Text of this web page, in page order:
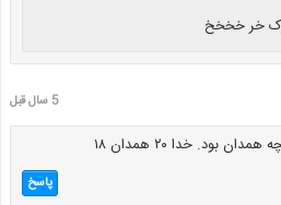
خر خخخخ
5 سال قبل
بود. خدا ۲۰ همدان ۱۸
پاسخ